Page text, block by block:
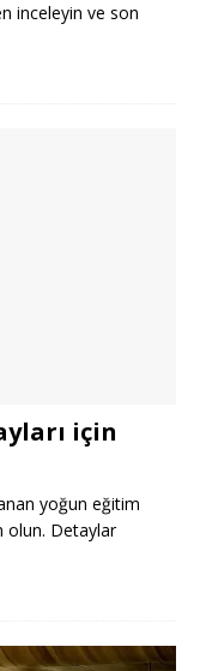
inceleyin ve son
için
yoğun eğitim
olun. Detaylar